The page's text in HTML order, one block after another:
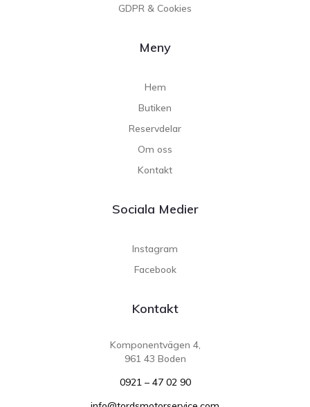
GDPR & Cookies
Meny
Hem
Butiken
Reservdelar
Om oss
Kontakt
Sociala Medier
Instagram
Facebook
Kontakt
Komponentvägen 4,
961 43 Boden
0921 – 47 02 90